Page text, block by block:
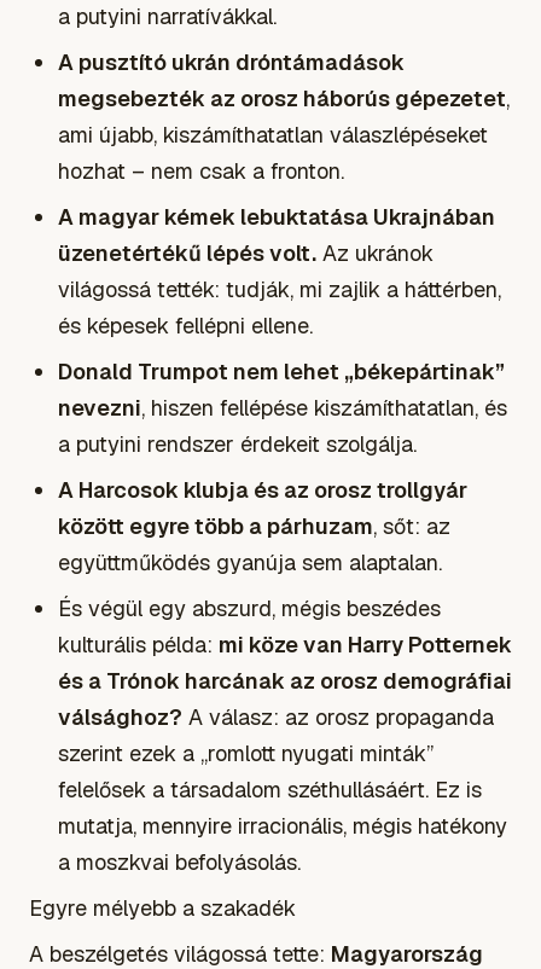
a putyini narratívákkal.
A pusztító ukrán dróntámadások
megsebezték az orosz háborús gépezetet,
ami újabb, kiszámíthatatlan válaszlépéseket
hozhat – nem csak a fronton.
A magyar kémek lebuktatása Ukrajnában
üzenetértékű lépés volt. Az ukránok
világossá tették: tudják, mi zajlik a háttérben,
és képesek fellépni ellene.
Donald Trumpot nem lehet „békepártinak”
nevezni, hiszen fellépése kiszámíthatatlan, és
a putyini rendszer érdekeit szolgálja.
A Harcosok klubja és az orosz trollgyár
között egyre több a párhuzam, sőt: az
együttműködés gyanúja sem alaptalan.
És végül egy abszurd, mégis beszédes
kulturális példa: mi köze van Harry Potternek
és a Trónok harcának az orosz demográfiai
válsághoz? A válasz: az orosz propaganda
szerint ezek a „romlott nyugati minták”
felelősek a társadalom széthullásáért. Ez is
mutatja, mennyire irracionális, mégis hatékony
a moszkvai befolyásolás.
Egyre mélyebb a szakadék
A beszélgetés világossá tette: Magyarország